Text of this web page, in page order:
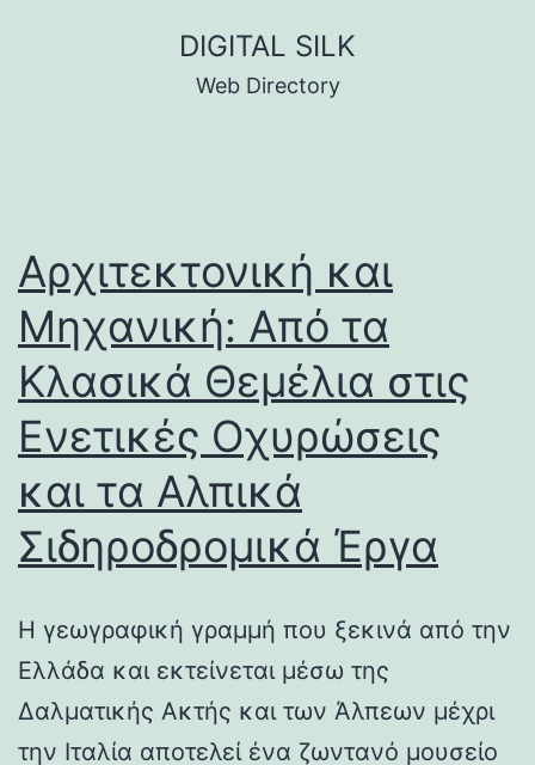
DIGITAL SILK
Web Directory
Αρχιτεκτονική και
Μηχανική: Από τα
Κλασικά Θεμέλια στις
Ενετικές Οχυρώσεις
και τα Αλπικά
Σιδηροδρομικά Έργα
Η γεωγραφική γραμμή που ξεκινά από την
Ελλάδα και εκτείνεται μέσω της
Δαλματικής Ακτής και των Άλπεων μέχρι
την Ιταλία αποτελεί ένα ζωντανό μουσείο